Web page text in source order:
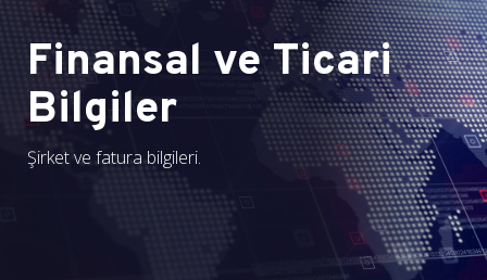
Finansal ve Ticari
Bilgiler
Şirket ve fatura bilgileri.